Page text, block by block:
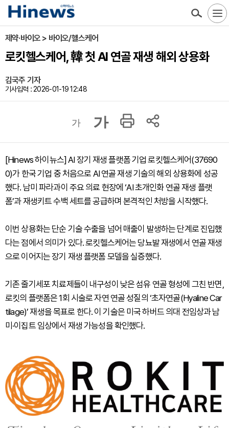
제약·바이오 > 바이오/헬스케어
로킷헬스케어, 韓 첫 AI 연골 재생 해외 상용화
김국주 기자
기사입력 : 2026-01-19 12:48
가 가
[Hinews 하이뉴스] AI 장기 재생 플랫폼 기업 로킷헬스케어(37690
0)가 한국 기업 중 처음으로 AI 연골 재생 기술의 해외 상용화에 성공
했다. 남미 파라과이 주요 의료 현장에 ‘AI 초개인화 연골 재생 플랫
폼’과 재생키트 수백 세트를 공급하며 본격적인 처방을 시작했다.
이번 상용화는 단순 기술 수출을 넘어 매출이 발생하는 단계로 진입했
다는 점에서 의미가 있다. 로킷헬스케어는 당뇨발 재생에서 연골 재생
으로 이어지는 장기 재생 플랫폼 모델을 실증했다.
기존 줄기세포 치료제들이 내구성이 낮은 섬유 연골 형성에 그친 반면,
로킷의 플랫폼은 1회 시술로 자연 연골 성질의 ‘초자연골(Hyaline Car
tilage)’ 재생을 목표로 한다. 이 기술은 미국 하버드 의대 전임상과 남
미·이집트 임상에서 재생 가능성을 확인했다.